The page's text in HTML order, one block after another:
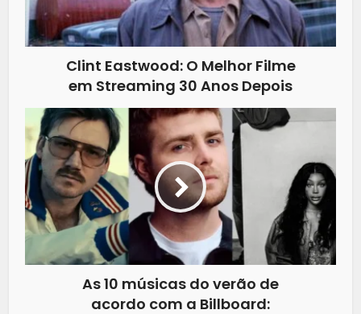
Clint Eastwood: O Melhor Filme
em Streaming 30 Anos Depois
As 10 músicas do verão de
acordo com a Billboard: